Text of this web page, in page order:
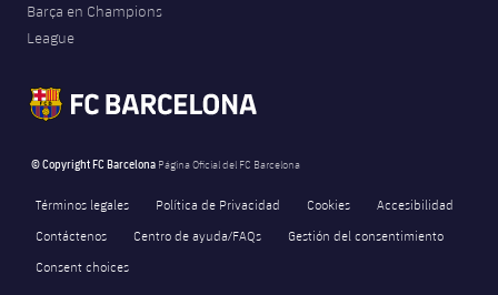
Barça en Champions
League
© Copyright FC Barcelona Página Oficial del FC Barcelona
Términos legales Política de Privacidad Cookies
Accesibilidad
Contáctenos
Centro de ayuda/FAQs
Gestión del consentimiento
Consent choices